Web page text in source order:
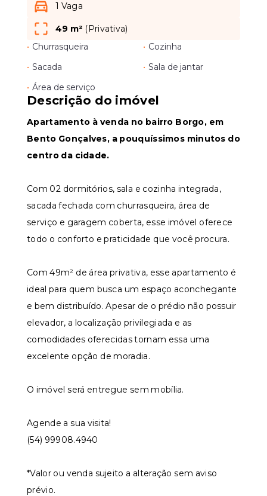
1 Vaga
49 m² (Privativa)
• Churrasqueira • Cozinha
• Sacada • Sala de jantar
• Área de serviço
Descrição do imóvel
Apartamento à venda no bairro Borgo, em
Bento Gonçalves, a pouquíssimos minutos do
centro da cidade.
Com 02 dormitórios, sala e cozinha integrada,
sacada fechada com churrasqueira, área de
serviço e garagem coberta, esse imóvel oferece
todo o conforto e praticidade que você procura.
Com 49m² de área privativa, esse apartamento é
ideal para quem busca um espaço aconchegante
e bem distribuído. Apesar de o prédio não possuir
elevador, a localização privilegiada e as
comodidades oferecidas tornam essa uma
excelente opção de moradia.
O imóvel será entregue sem mobília.
Agende a sua visita!
(54) 99908.4940
*Valor ou venda sujeito a alteração sem aviso
prévio.